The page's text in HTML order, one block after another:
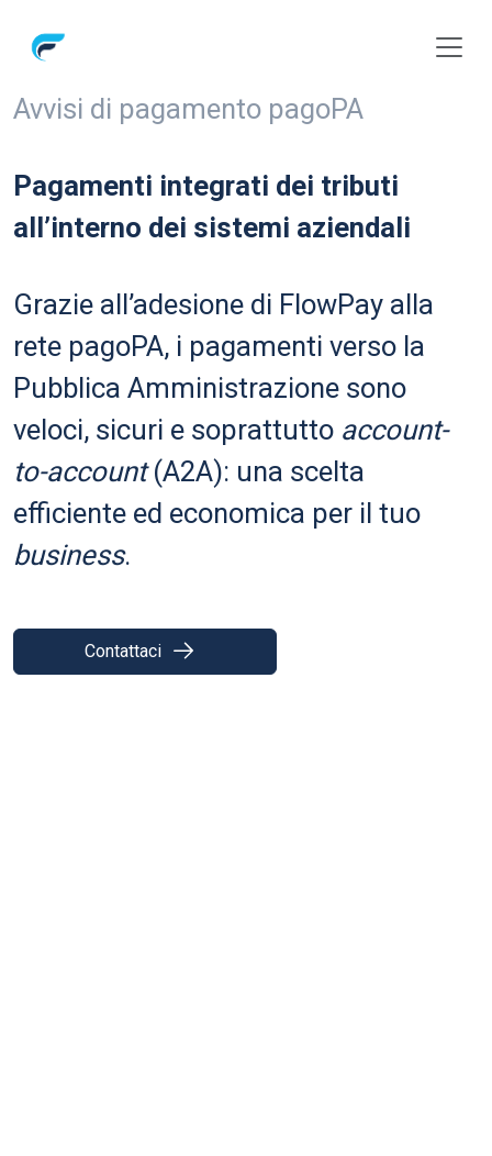
Avvisi di pagamento pagoPA
Pagamenti integrati dei tributi
all’interno dei sistemi aziendali
Grazie all’adesione di FlowPay alla
rete pagoPA, i pagamenti verso la
Pubblica Amministrazione sono
veloci, sicuri e soprattutto account-
to-account(A2A): una scelta
efficiente ed economica per il tuo
business.
Contattaci